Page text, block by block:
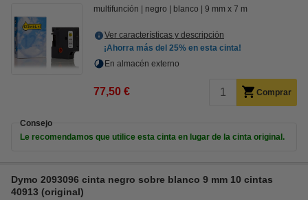
multifunción negro blanco 9 mm x 7 m
Ver características y descripción
¡Ahorra más del 25% en esta cinta!
En almacén externo
77,50 € Comprar
Consejo
Le recomendamos que utilice esta cinta en lugar de la cinta original.
Dymo 2093096 cinta negro sobre blanco 9 mm 10 cintas
40913 (original)